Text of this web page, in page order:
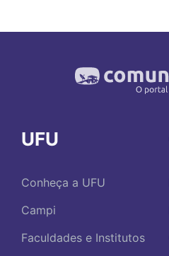
UFU
Conheça a UFU
Campi
Faculdades e Institutos